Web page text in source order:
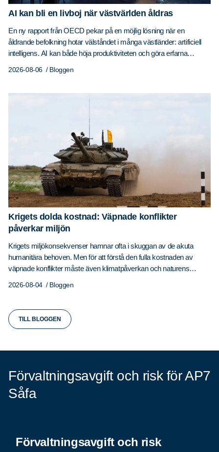
AI kan bli en livboj när västvärlden åldras
En ny rapport från OECD pekar på en möjlig lösning när en
åldrande befolkning hotar välståndet i många västländer: artificiell
intelligens. AI kan både höja produktiviteten och göra erfarna
OECD-länderna står inför en stor ekonomisk utmaning.
2026-08-06 / Bloggen
Krigets dolda kostnad: Väpnade konflikter
påverkar miljön
Krigets miljökonsekvenser hamnar ofta i skuggan av de akuta
humanitära behoven. Men för att förstå den fulla kostnaden av
väpnade konflikter måste även klimatpåverkan och naturens
2026-08-04 / Bloggen
TILL BLOGGEN
Förvaltningsavgift och risk för AP7
Såfa
Förvaltningsavgift och risk